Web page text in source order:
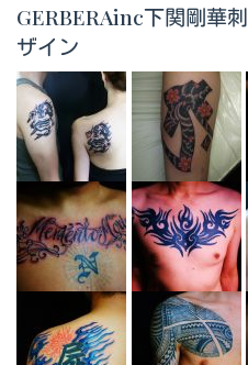
GERBERAinc下関剛華
ザイン